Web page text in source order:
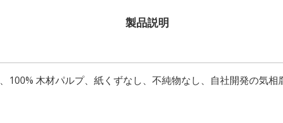
製品説明
木材パルプ、紙くずなし、不純物なし、自社開発の気相